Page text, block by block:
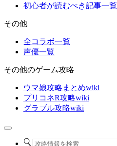
初心者が読むべき記事一覧
その他
全コラボ一覧
声優一覧
その他のゲーム攻略
ウマ娘攻略まとめwiki
プリコネR攻略wiki
グラブル攻略wiki